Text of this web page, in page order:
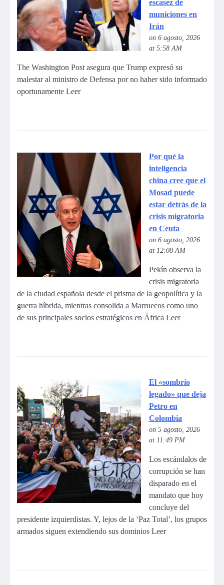
escasez de
municiones en
Irán
on 6 agosto, 2026
at 5:58 AM
The Washington Post asegura que Trump expresó su
malestar al ministro de Defensa por no haber sido informado
oportunamente Leer
Por qué la
inteligencia
china cree que el
Mosad puede
estar detrás de la
crisis migratoria
en Ceuta
on 6 agosto, 2026
at 12:08 AM
Pekín observa la
crisis migratoria
de la ciudad española desde el prisma de la geopolítica y la
guerra híbrida, mientras consolida a Marruecos como uno
de sus principales socios estratégicos en África Leer
El «sombrío
legado» que deja
Petro en
Colombia
on 5 agosto, 2026
at 11:49 PM
Los escándalos de
corrupción se han
disparado en el
mandato que hoy
concluye del
presidente izquierdistas. Y, lejos de la ‘Paz Total’, los grupos
armados siguen extendiendo sus dominios Leer